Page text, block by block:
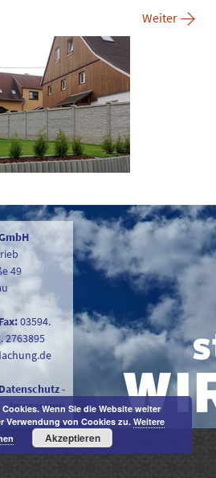
Weiter →
49
Fax:03594.
2763895
Datenschutz-
ImpressumWenn Sie die Website weiter
Verwendung von Cookies zu. Weitere
Akzeptieren